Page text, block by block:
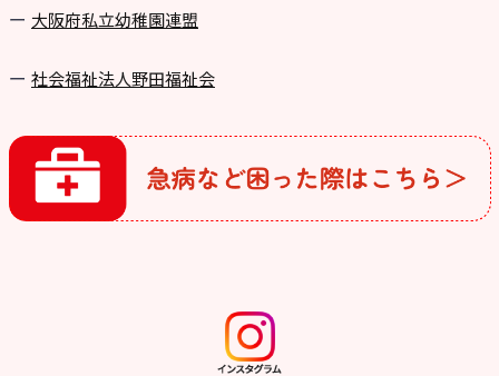
⼤阪府私⽴幼稚園連盟
社会福祉法人野田福祉会